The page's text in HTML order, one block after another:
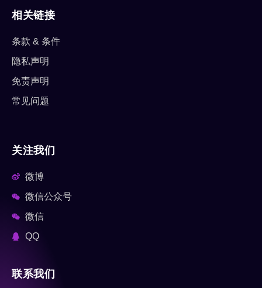
相关链接
条款 & 条件
隐私声明
免责声明
常见问题
关注我们
微博
微信公众号
微信
QQ
联系我们